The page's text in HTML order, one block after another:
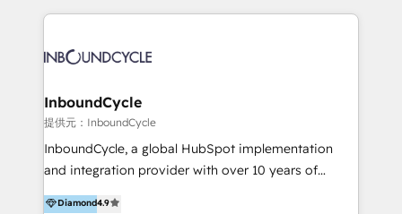
プレート構築（CMS Hub） -顧客ライフサイクルステ
義・構築（Marketing Hub） -営業パイプラインの定
（Salesforce,SanSan,freeeなどとのデータ連携） -テ
スト公開・ブラウザチェック -本番公開、操作レクチャ
ー・マニュアル作成 -運用支援開始 ーーーーーーーーー
ーーーーーーーーーーーーーーーーーーーーー まずは
ハブワンにお気軽にご相談ください。
織構築
aidons nos clients à générer plus de RDV en
sommes une agence d’Inbound marketing et sales à
InboundCycle
提供元：InboundCycle
InboundCycle, a global HubSpot implementation
and integration provider with over 10 years of
experience, serves businesses in diverse industries.
Diamond4.9